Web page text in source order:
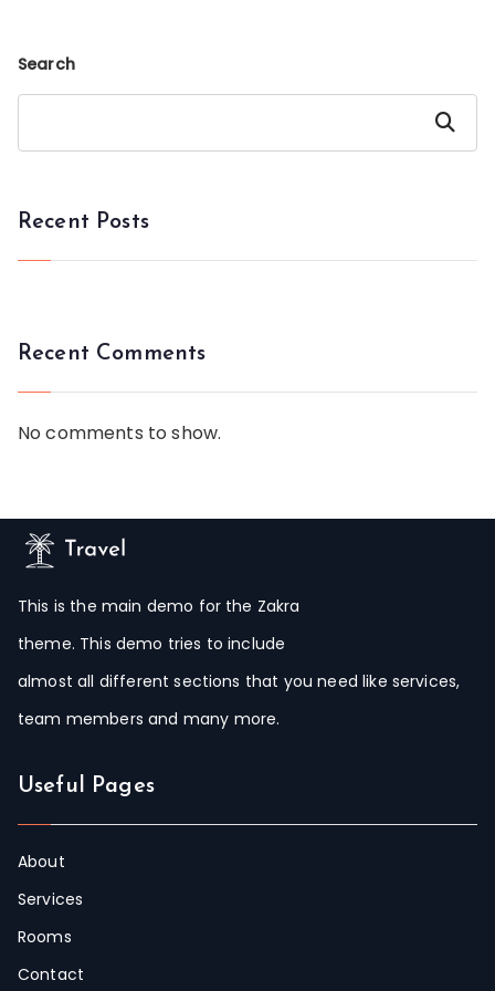
Search
Search
Recent Posts
Recent Comments
No comments to show.
This is the main demo for the Zakra
theme. This demo tries to include
almost all different sections that you need like services,
team members and many more.
Useful Pages
About
Services
Rooms
Contact